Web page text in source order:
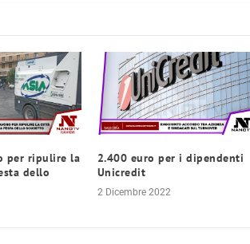
per ripulire la
dello
2.400 euro per i dipendenti
Unicredit
2 Dicembre 2022